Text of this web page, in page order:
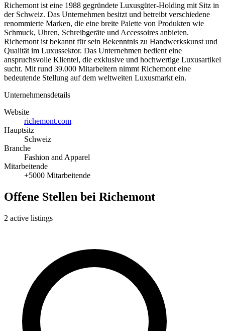
Richemont ist eine 1988 gegründete Luxusgüter-Holding mit Sitz in
der Schweiz. Das Unternehmen besitzt und betreibt verschiedene
renommierte Marken, die eine breite Palette von Produkten wie
Schmuck, Uhren, Schreibgeräte und Accessoires anbieten.
Richemont ist bekannt für sein Bekenntnis zu Handwerkskunst und
Qualität im Luxussektor. Das Unternehmen bedient eine
anspruchsvolle Klientel, die exklusive und hochwertige Luxusartikel
sucht. Mit rund 39.000 Mitarbeitern nimmt Richemont eine
bedeutende Stellung auf dem weltweiten Luxusmarkt ein.
Unternehmensdetails
Website
richemont.com
Hauptsitz
Schweiz
Branche
Fashion and Apparel
Mitarbeitende
+5000 Mitarbeitende
Offene Stellen bei Richemont
2 active listings